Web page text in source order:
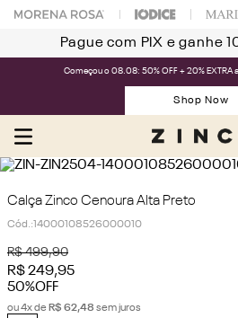
Pague com PIX e ganhe
Começou o 08.08: 50% OFF + 20% EXTRA
Shop Now
Calça Zinco Cenoura Alta Preto
Cód.:14000108526000010
R$ 499,90
R$249,95
50%OFF
ou4x de R$ 62,48 sem juros